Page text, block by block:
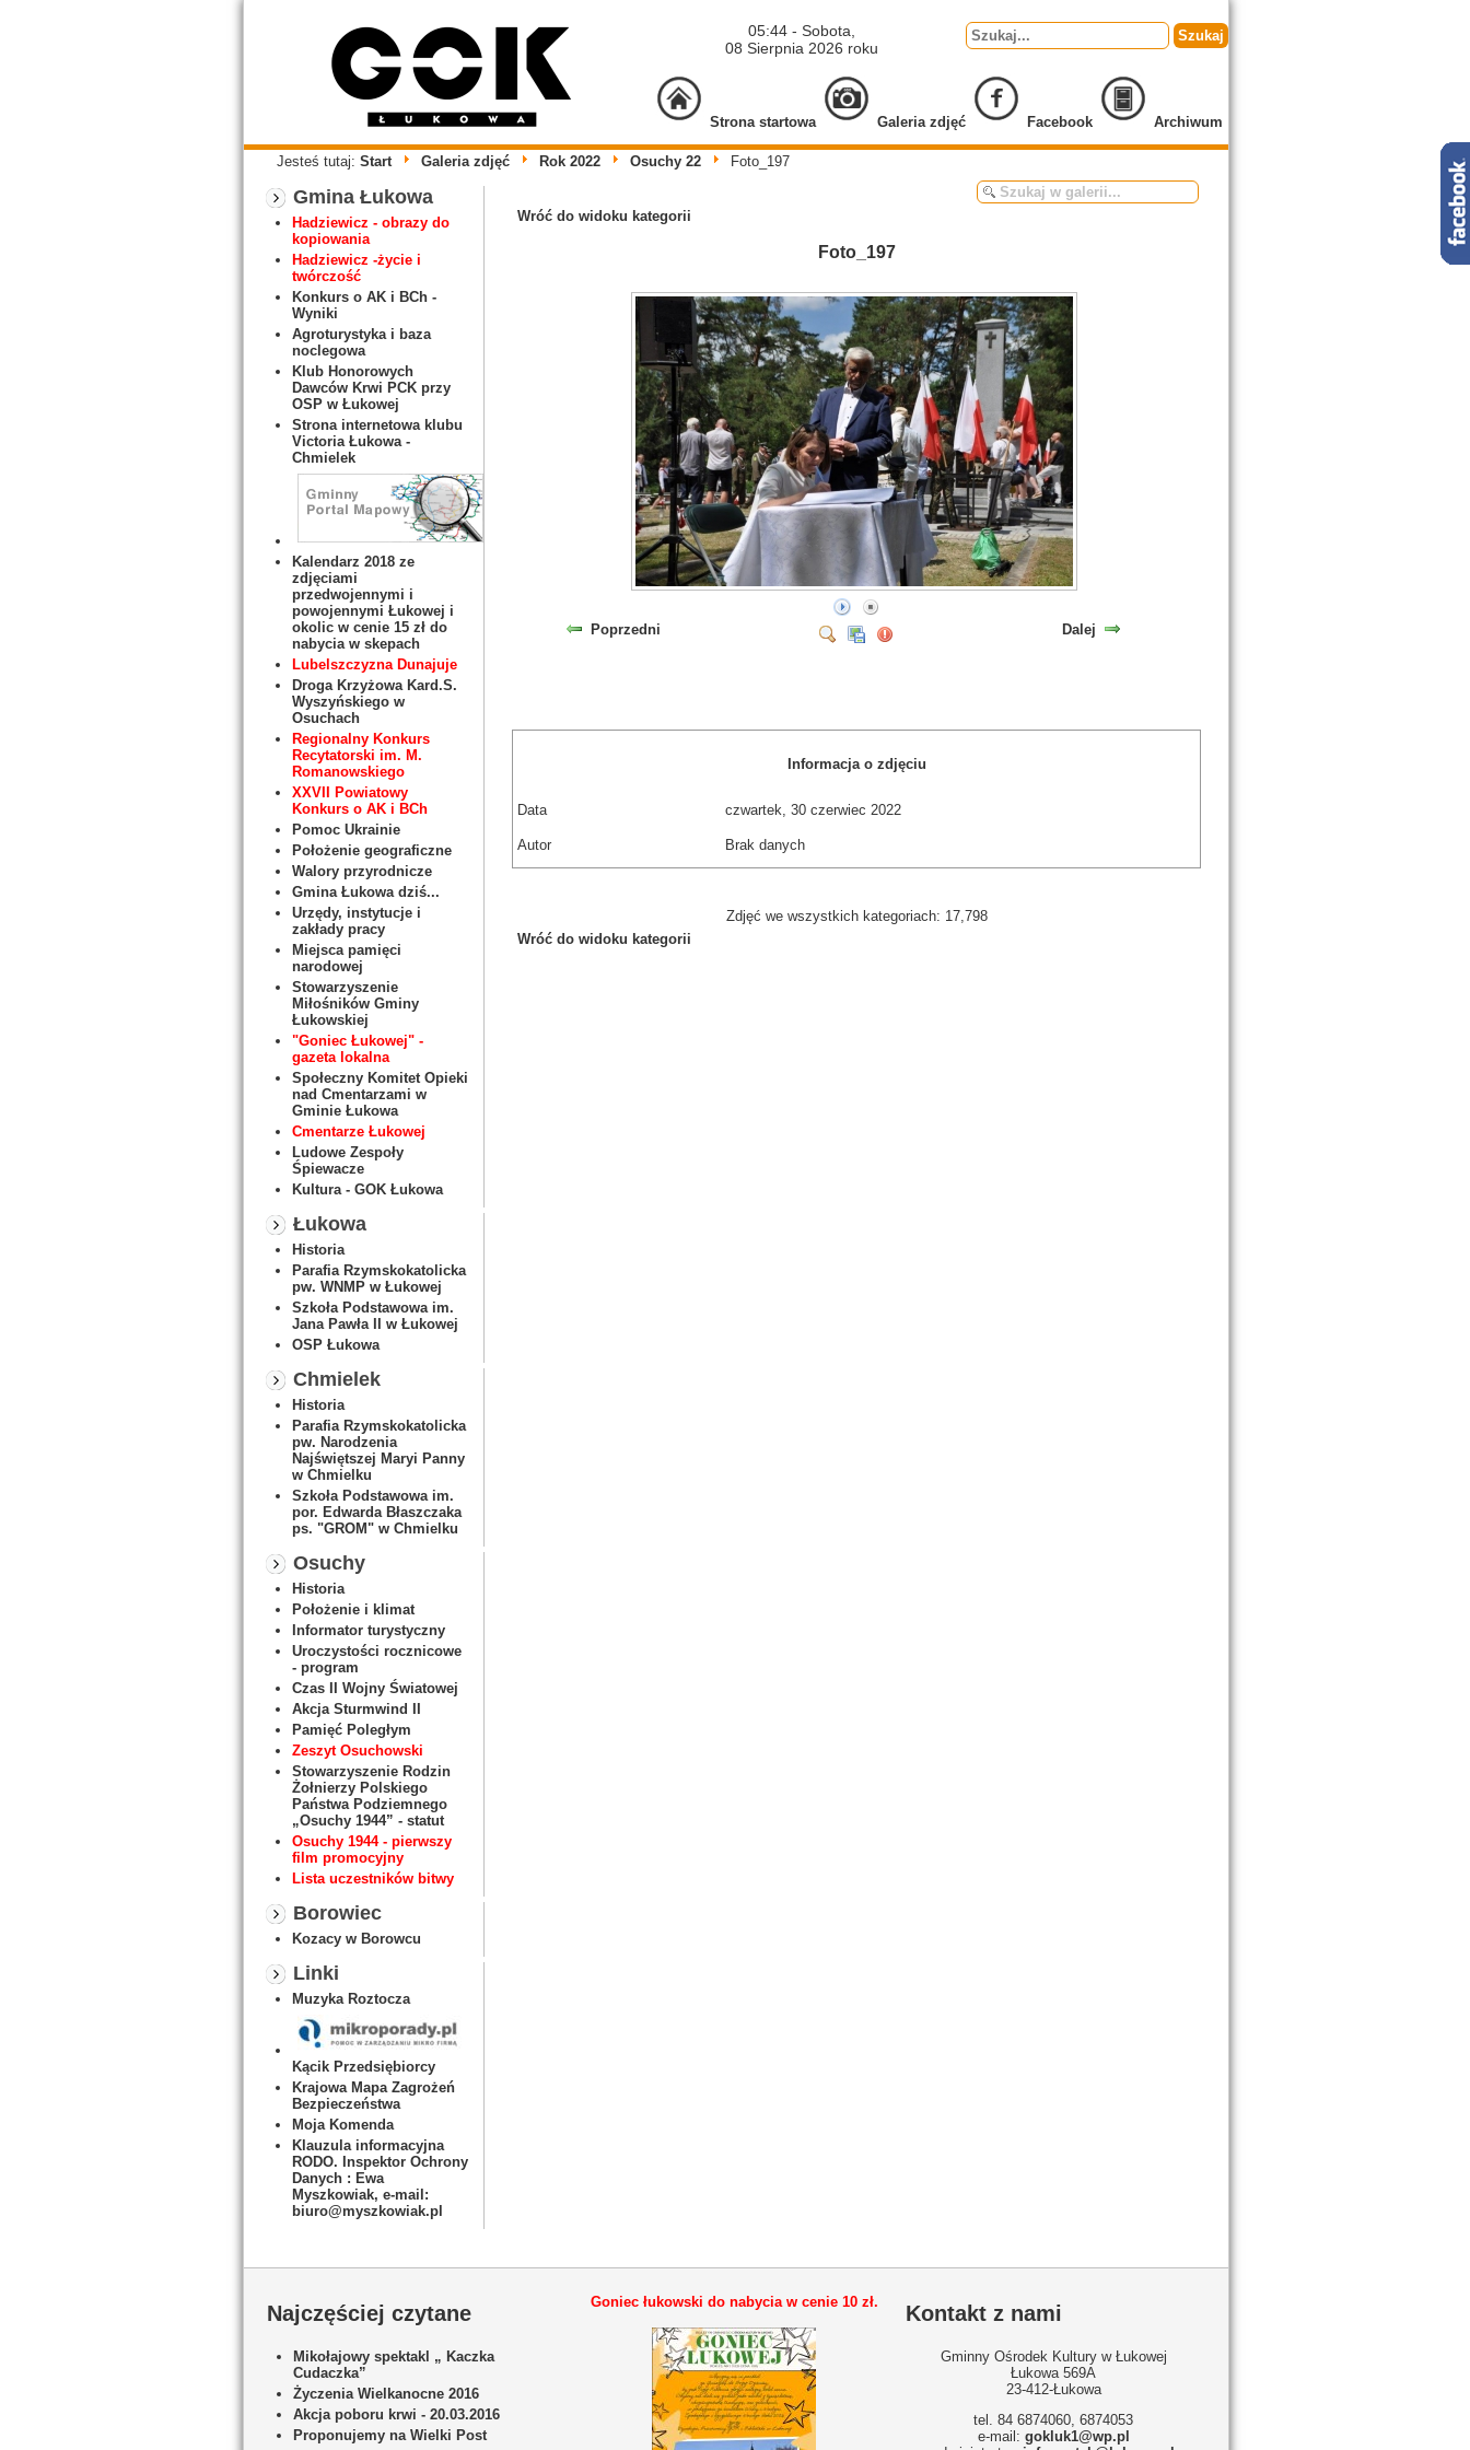
05:44 - Sobota,
08 Sierpnia 2026 roku
Szukaj
Archiwum
Facebook
Galeria zdjęć
Strona startowa
Jesteś tutaj: Start Galeria zdjęć Rok 2022 Osuchy 22 Foto_197
Gmina Łukowa
Hadziewicz - obrazy do
kopiowania
Hadziewicz -życie i
twórczość
Konkurs o AK i BCh -
Wyniki
Agroturystyka i baza
noclegowa
Klub Honorowych
Dawców Krwi PCK przy
OSP w Łukowej
Strona internetowa klubu
Victoria Łukowa -
Chmielek
Kalendarz 2018 ze
zdjęciami
przedwojennymi i
powojennymi Łukowej i
okolic w cenie 15 zł do
nabycia w skepach
Lubelszczyzna Dunajuje
Droga Krzyżowa Kard.S.
Wyszyńskiego w
Osuchach
Regionalny Konkurs
Recytatorski im. M.
Romanowskiego
XXVII Powiatowy
Konkurs o AK i BCh
Pomoc Ukrainie
Położenie geograficzne
Walory przyrodnicze
Gmina Łukowa dziś...
Urzędy, instytucje i
zakłady pracy
Miejsca pamięci
narodowej
Stowarzyszenie
Miłośników Gminy
Łukowskiej
"Goniec Łukowej" -
gazeta lokalna
Społeczny Komitet Opieki
nad Cmentarzami w
Gminie Łukowa
Cmentarze Łukowej
Ludowe Zespoły
Śpiewacze
Kultura - GOK Łukowa
Łukowa
Historia
Parafia Rzymskokatolicka
pw. WNMP w Łukowej
Szkoła Podstawowa im.
Jana Pawła II w Łukowej
OSP Łukowa
Chmielek
Historia
Parafia Rzymskokatolicka
pw. Narodzenia
Najświętszej Maryi Panny
w Chmielku
Szkoła Podstawowa im.
por. Edwarda Błaszczaka
ps. "GROM" w Chmielku
Osuchy
Historia
Położenie i klimat
Informator turystyczny
Uroczystości rocznicowe
- program
Czas II Wojny Światowej
Akcja Sturmwind II
Pamięć Poległym
Zeszyt Osuchowski
Stowarzyszenie Rodzin
Żołnierzy Polskiego
Państwa Podziemnego
„Osuchy 1944” - statut
Osuchy 1944 - pierwszy
film promocyjny
Lista uczestników bitwy
Borowiec
Kozacy w Borowcu
Linki
Muzyka Roztocza
Kącik Przedsiębiorcy
Krajowa Mapa Zagrożeń
Bezpieczeństwa
Moja Komenda
Klauzula informacyjna
RODO. Inspektor Ochrony
Danych : Ewa
Myszkowiak, e-mail:
biuro@myszkowiak.pl
Wróć do widoku kategorii
Foto_197
Poprzedni Dalej
Informacja o zdjęciu
Data czwartek, 30 czerwiec 2022
Autor Brak danych
Zdjęć we wszystkich kategoriach: 17,798
Wróć do widoku kategorii
Najczęściej czytane
Mikołajowy spektakl „ Kaczka
Cudaczka”
Życzenia Wielkanocne 2016
Akcja poboru krwi - 20.03.2016
Proponujemy na Wielki Post
Goniec łukowski do nabycia w cenie 10 zł. Kontakt z nami
Gminny Ośrodek Kultury w Łukowej
Łukowa 569A
23-412-Łukowa
tel. 84 6874060, 6874053
e-mail: gokluk1@wp.pl